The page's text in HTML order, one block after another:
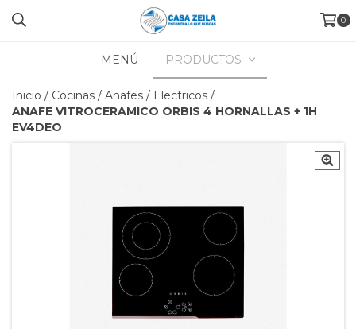
0
MENÚ PRODUCTOS
Inicio / Cocinas / Anafes / Electricos /
ANAFE VITROCERAMICO ORBIS 4 HORNALLAS + 1H
EV4DEO